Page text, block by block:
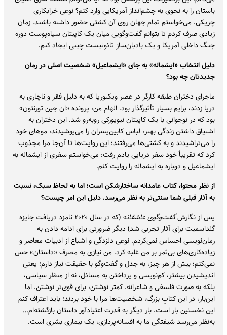
باستان را به نحوی به چشم‌انداز آمریکایی وارد کنم؟ نوعی خرابکاری
چریکی. می‌خواستم تمام جهان روی آن کشتی حضور داشته باشند. زمان
زیادی صرف کردم تا بتوانم گفت‌وگویی میان یک کاپیتان سیاه‌پوست دوره
جنگ داخلی آمریکا و یک بادبان‌ساز تائوئیست چینی ایجاد کنم.
دلیل انتخاب «ایشماله» به جای «ایشماعیل» شخصیت اصلی در رمان
جدیدتان چه بود؟
ماجرای دختران طبقه کارگر در عصر ویکتوریا که به دلیل فقر و ناچاری به
دریا زدند، برایم بسیار تأثیرگذار بود. الهام من، پرونده «ان جین تورنتون»
بود که در نوجوانی با یک کاپیتان نیویورکی روبه‌رو شد. این دختران به
اشتیاق داشتن زندگی بهتر، لباس کابین‌پسران را می‌پوشیدند، موهای خود
را می‌تراشیدند و به کشتی‌ها می‌رفتند؛ این روایت‌ها تا آن‌جا مرا مجذوب
کرد که تقریباً خود سفر دریایی یادم رفت: می‌خواستم سفری از ایشماله به
ایشماعیل و دوباره به ایشماله را روایت کنم.
از نظر محتوا، کتاب عامدانه ساختارشکن است؛ اما به لحاظ سبک، نسبت
به آثار قبلی شما سنتی‌تر به نظر می‌رسد. دلیل این امر چیست؟
پس از نگارشگفت‌وگوی عاشقانه
(که در سال ۲۰۲۰ نامزد دریافت جایزه
گلداسمیت برای آثار تجربی شد) دیگر ضرورتی برای ادامه دادن به
رمان‌نویسی احساس نمی‌کردم. نوعی دلزدگی و اشباع از ادبیات معاصر و
زیاده‌کاری‌های بی‌ثمر بر من غلبه کرد. من نیازی به مصرف «داستان» حس
نمی‌کنم؛ بیش از هر چیز، به جدل و گفت‌وگو با حقیقت نیاز دارم؛ یعنی
اندیشیدن بیشتر، کم‌نویسی و پرداختن به مسائل، نه از منظر سیاسی،
بلکه به صورت فلسفی و شاعرانه. کمتر نوشتن، برای قوی‌تر نوشتن. اما
این‌بار، در این کتابِ بزرگ، شخصیت‌ها مرا با خود بردند؛ باید اعتراف کنم
این نخستین بار است. بار دیگر به قدرت اعتیادآور داستان بازگشته‌ام…
به‌نظر می‌رسد شیفتگی ما به افسانه‌پردازی، یک بیماری بشری است.